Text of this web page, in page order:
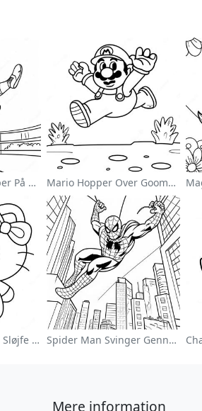
Wwe Wrestler Hopper På Modstander Farvelægningsside Mario Hopper Over Goombas Farvelægningsside
Sød Hello Kitty Med Sløjfe Farvelægningsside Spider Man Svinger Gennem Byen Farvelægningsside
Mere information